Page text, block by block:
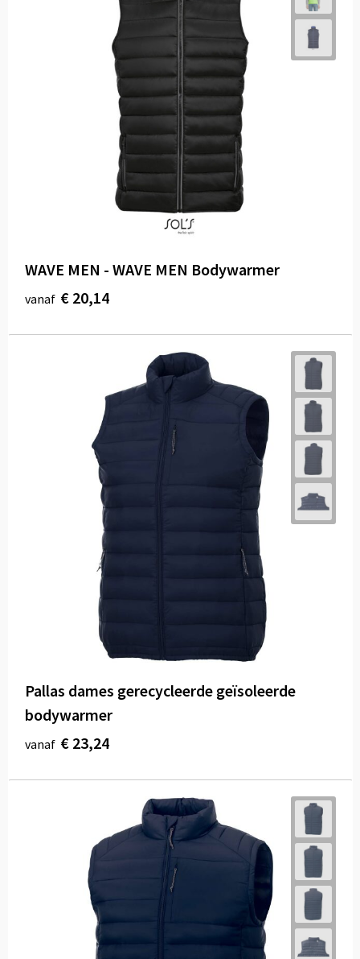
WAVE MEN - WAVE MEN Bodywarmer
vanaf € 20,14
Pallas dames gerecycleerde geïsoleerde
bodywarmer
vanaf € 23,24